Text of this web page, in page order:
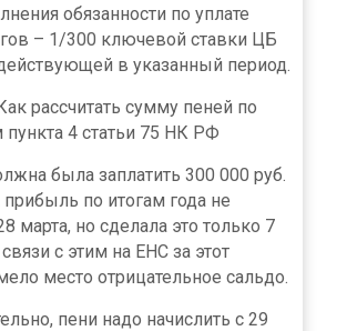
обязанности по уплате
– 1/300 ключевой ставки ЦБ
в указанный период.
рассчитать сумму пеней по
пункта 4 статьи 75 НК РФ
была заплатить 300 000 руб.
прибыль по итогам года не
марта, но сделала это только 7
с этим на ЕНС за этот
место отрицательное сальдо.
пени надо начислить с 29